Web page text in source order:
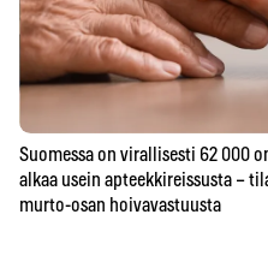
Suomessa on virallisesti 62 000
alkaa usein apteekkireissusta –
murto-osan hoivavastuusta